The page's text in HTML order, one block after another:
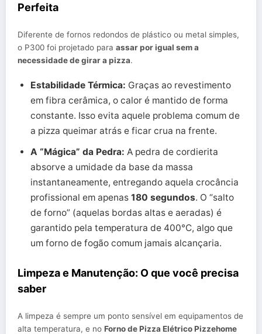
Perfeita
Diferente de fornos redondos de plástico ou metal simples,
o P300 foi projetado para assar por igual sem a
necessidade de girar a pizza.
Estabilidade Térmica: Graças ao revestimento
em fibra cerâmica, o calor é mantido de forma
constante. Isso evita aquele problema comum de
a pizza queimar atrás e ficar crua na frente.
A “Mágica” da Pedra: A pedra de cordierita
absorve a umidade da base da massa
instantaneamente, entregando aquela crocância
profissional em apenas 180 segundos. O “salto
de forno” (aquelas bordas altas e aeradas) é
garantido pela temperatura de 400°C, algo que
um forno de fogão comum jamais alcançaria.
Limpeza e Manutenção: O que você precisa
saber
A limpeza é sempre um ponto sensível em equipamentos de
alta temperatura, e no Forno de Pizza Elétrico Pizzehome